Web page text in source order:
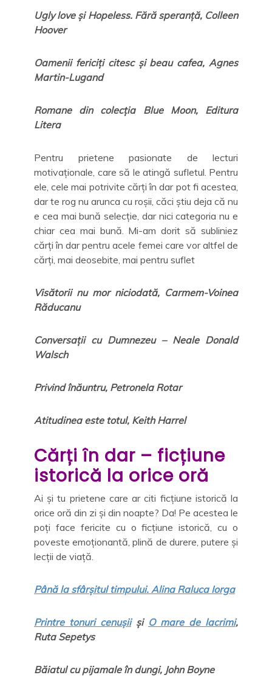
Ugly love și Hopeless. Fără speranță, Colleen
Hoover
Oamenii fericiți citesc și beau cafea, Agnes
Martin-Lugand
Romane din colecția Blue Moon, Editura
Litera
Pentru prietene pasionate de lecturi
motivaționale, care să le atingă sufletul. Pentru
ele, cele mai potrivite cărți în dar pot fi acestea,
dar te rog nu arunca cu roșii, căci știu deja că nu
e cea mai bună selecție, dar nici categoria nu e
chiar cea mai bună. Mi-am dorit să subliniez
cărți în dar pentru acele femei care vor altfel de
cărți, mai deosebite, mai pentru suflet
Visătorii nu mor niciodată, Carmem-Voinea
Răducanu
Conversații cu Dumnezeu – Neale Donald
Walsch
Privind înăuntru, Petronela Rotar
Atitudinea este totul, Keith Harrel
Cărți în dar – ficțiune
istorică la orice oră
Ai și tu prietene care ar citi ficțiune istorică la
orice oră din zi și din noapte? Da! Pe acestea le
poți face fericite cu o ficțiune istorică, cu o
poveste emoționantă, plină de durere, putere și
lecții de viață.
Până la sfârșitul timpului. Alina Raluca Iorga
Printre tonuri cenușiiși O mare de lacrimi,
Ruta Sepetys
Băiatul cu pijamale în dungi, John Boyne